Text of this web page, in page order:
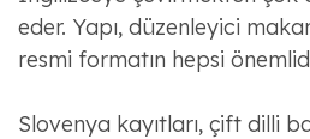
eder. Yapı, düzenleyici
resmi formatın hepsi
Slovenya kayıtları, çift dilli